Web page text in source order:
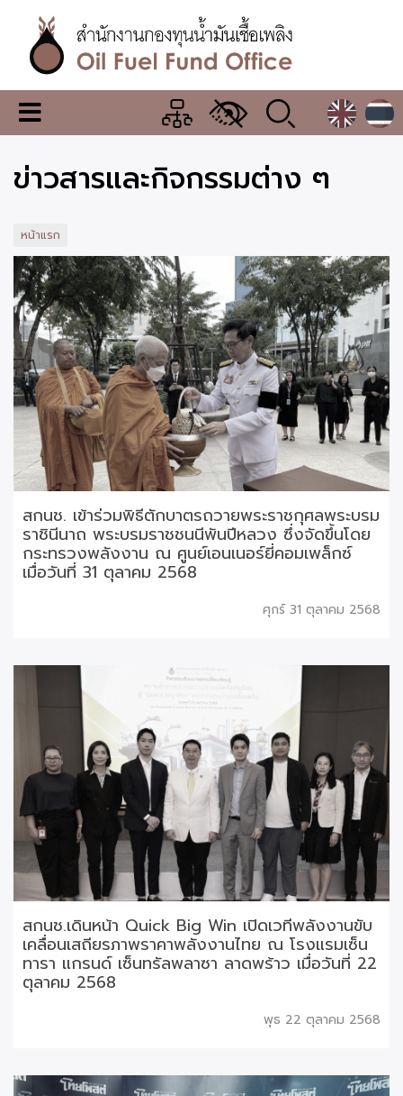
เนื้อหา
หลักสำนักงาน
กองทุน
น้ำมัน
เพลิง
เมนู
เปลี่ยน
แสดง
ผล
ข่าวสารและกิจกรรมต่าง ๆ
หน้าแรก
สกนช. เข้าร่วมพิธีตักบาตรถวายพระราชกุศลพระบรม
ราชินีนาถ พระบรมราชชนนีพันปีหลวง ซึ่งจัดขึ้นโดย
กระทรวงพลังงาน ณ ศูนย์เอนเนอร์ยี่คอมเพล็กซ์
เมื่อวันที่ 31 ตุลาคม 2568
ศุกร์ 31 ตุลาคม 2568
สกนช.เดินหน้า Quick Big Win เปิดเวทีพลังงานขับ
เคลื่อนเสถียรภาพราคาพลังงานไทย ณ โรงแรมเซ็น
ทารา แกรนด์ เซ็นทรัลพลาซา ลาดพร้าว เมื่อวันที่ 22
ตุลาคม 2568
พุธ 22 ตุลาคม 2568